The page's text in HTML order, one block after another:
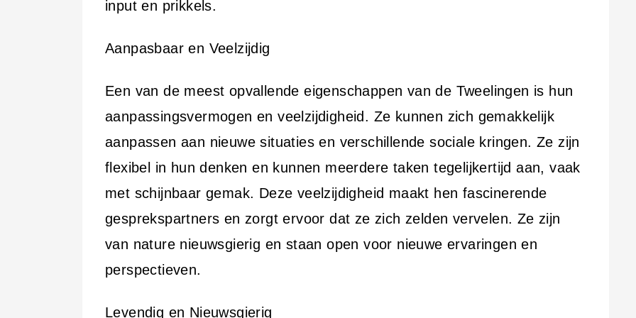
input en prikkels.
Aanpasbaar en Veelzijdig
Een van de meest opvallende eigenschappen van de Tweelingen is hun
aanpassingsvermogen en veelzijdigheid. Ze kunnen zich gemakkelijk
aanpassen aan nieuwe situaties en verschillende sociale kringen. Ze zijn
flexibel in hun denken en kunnen meerdere taken tegelijkertijd aan, vaak
met schijnbaar gemak. Deze veelzijdigheid maakt hen fascinerende
gesprekspartners en zorgt ervoor dat ze zich zelden vervelen. Ze zijn
van nature nieuwsgierig en staan open voor nieuwe ervaringen en
perspectieven.
Levendig en Nieuwsgierig